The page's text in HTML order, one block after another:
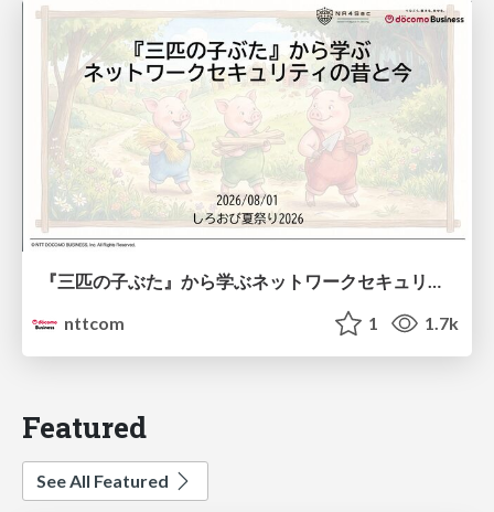
『三匹の子ぶた』から学ぶネットワークセキュリティの昔と今 / Network Security: Then and Now Through the Lens of The Three Little Pigs
nttcom
1 1.7k
Featured
See All Featured